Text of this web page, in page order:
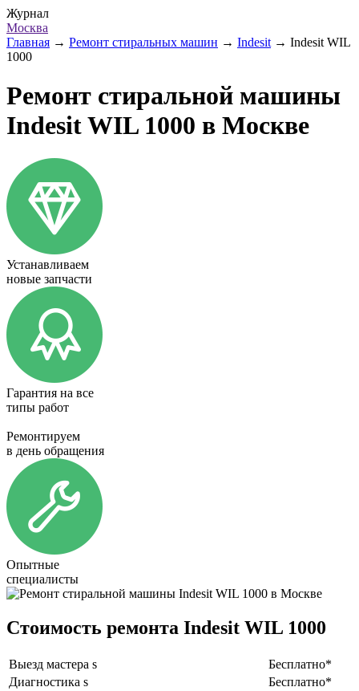
Журнал
Москва
Главная → Ремонт стиральных машин → Indesit → Indesit WIL
1000
Ремонт стиральной машины
Indesit WIL 1000 в Москве
Устанавливаем
новые запчасти
Гарантия на все
типы работ
Ремонтируем
в день обращения
Опытные
специалисты
Стоимость ремонта Indesit WIL 1000
Выезд мастера s
Бесплатно*
Диагностика s
Бесплатно*